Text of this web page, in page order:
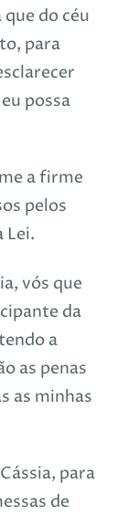
do céu
para
possa
a firme
pelos
Lei.
vós que
da
a
as penas
as minhas
para
de